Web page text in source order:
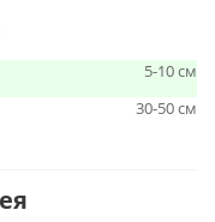
5-10 см
30-50 см